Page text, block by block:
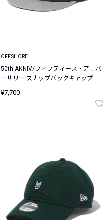
OFFSHORE
50th ANNIV/フィフティース・アニバ
ーサリー スナップバックキャップ
¥7,700